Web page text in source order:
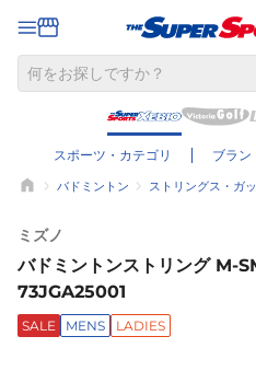
スポーツ・カテゴリ ブラン
バドミントン ストリングス・ガ
ミズノ
バドミントンストリング M-
73JGA25001
SALE MENS LADIES